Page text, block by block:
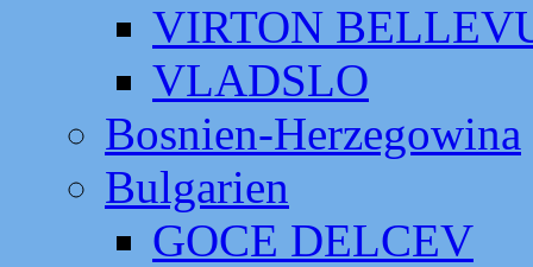
VIRTON
VLADSLO
Bosnien-Herzegowina
Bulgarien
GOCE DELCEV